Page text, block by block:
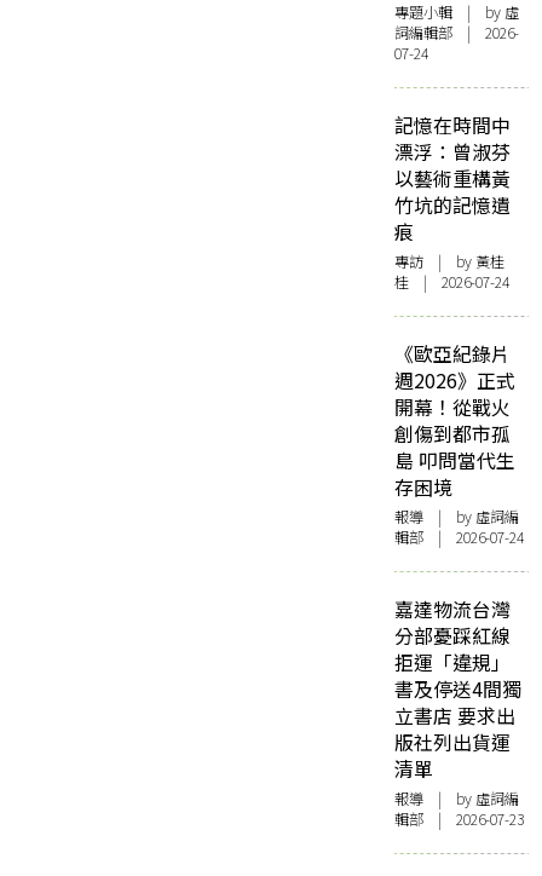
專題小輯 | by 虛
詞編輯部 | 2026-
07-24
記憶在時間中
漂浮：曾淑芬
以藝術重構黃
竹坑的記憶遺
痕
專訪 | by 黃桂
桂 | 2026-07-24
《歐亞紀錄片
週2026》正式
開幕！從戰火
創傷到都市孤
島 叩問當代生
存困境
報導 | by 虛詞編
輯部 | 2026-07-24
嘉達物流台灣
分部憂踩紅線
拒運「違規」
書及停送4間獨
立書店 要求出
版社列出貨運
清單
報導 | by 虛詞編
輯部 | 2026-07-23